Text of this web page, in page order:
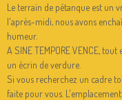
Le terrain de pétanque est un
l'après-midi, nous avons
humeur.
A SINE TEMPORE VENCE,
un écrin de verdure.
Si vous recherchez un cadre
faite pour vous.